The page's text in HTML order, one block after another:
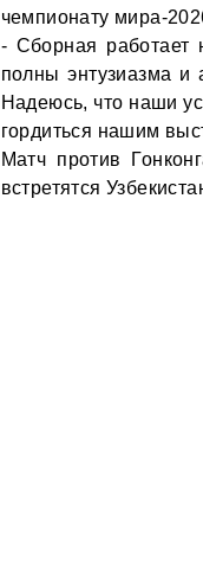
чемпионату мира-
- Сборная работает
полны энтузиазма и
Надеюсь, что наши
гордиться нашим
Матч против
встретятся